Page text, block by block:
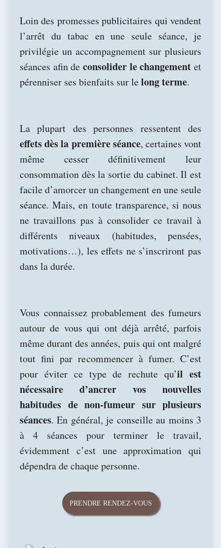
Loin des promesses publicitaires qui vendent
l’arrêt du tabac en une seule séance, je
privilégie un accompagnement sur plusieurs
séances afin de consolider le changement et
pérenniser ses bienfaits sur lelong terme.
La plupart des personnes ressentent des
effets dès la première séance, certaines vont
même cesser définitivement leur
consommation dès la sortie du cabinet. Il est
facile d’amorcer un changement en une seule
séance. Mais, en toute transparence, si nous
ne travaillons pas à consolider ce travail à
différents niveaux (habitudes, pensées,
motivations…), les effets ne s’inscriront pas
dans la durée.
Vous connaissez probablement des fumeurs
autour de vous qui ont déjà arrêté, parfois
même durant des années, puis qui ont malgré
tout fini par recommencer à fumer. C’est
pour éviter ce type de rechute qu’il est
nécessaire d’ancrer vos nouvelles
habitudes de non-fumeur sur plusieurs
séances. En général, je conseille au moins 3
à 4 séances pour terminer le travail,
évidemment c’est une approximation qui
dépendra de chaque personne.
PRENDRE RENDEZ-VOUS